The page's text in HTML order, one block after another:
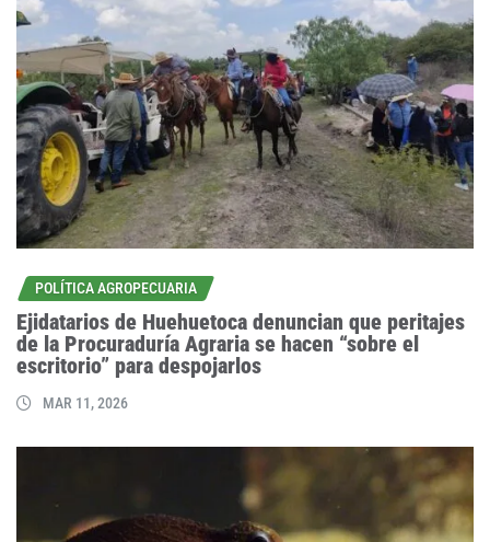
POLÍTICA AGROPECUARIA
Ejidatarios de Huehuetoca denuncian que peritajes
de la Procuraduría Agraria se hacen “sobre el
escritorio” para despojarlos
MAR 11, 2026